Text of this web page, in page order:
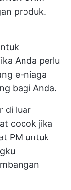
produk.
Anda perlu
e-niaga
bagi Anda.
di luar
cocok jika
PM untuk